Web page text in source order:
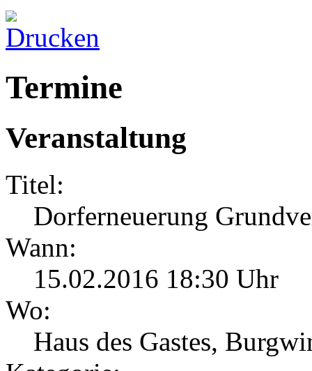
Termine
Veranstaltung
Titel:
Dorferneuerung
Wann:
15.02.2016 18:30 Uhr
Wo:
Haus des Gastes,